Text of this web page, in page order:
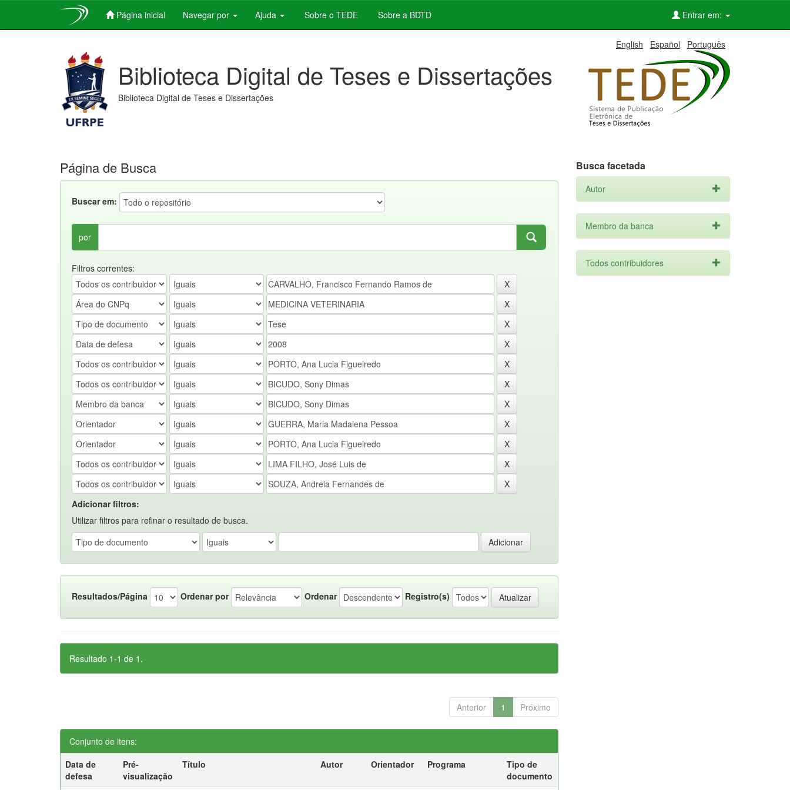
Página inicial Navegar por Ajuda Sobre o TEDE Sobre a BDTD Entrar em:
English Español Português
Biblioteca Digital de Teses e Dissertações
Biblioteca Digital de Teses e Dissertações
Página de Busca
Buscar em:
por
Filtros correntes:
Adicionar filtros:
Utilizar filtros para refinar o resultado de busca.
Resultados/Página Ordenar por Ordenar Registro(s)
Resultado 1-1 de 1.
Anterior 1 Próximo
Conjunto de itens:
Data de
defesa
Pré-
visualização
Título Autor Orientador Programa
Tipo de
documento
Busca facetada
Autor
Membro da banca
Todos contribuidores